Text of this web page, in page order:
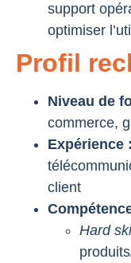
support
optimiser
Profil
Niveau de
commerce,
Expérience :
client
Hard